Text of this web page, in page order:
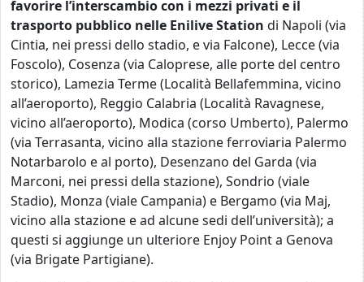
favorire l’interscambio con i mezzi privati e il
trasporto pubblico nelle Enilive Station di Napoli (via
Cintia, nei pressi dello stadio, e via Falcone), Lecce (via
Foscolo), Cosenza (via Caloprese, alle porte del centro
storico), Lamezia Terme (Località Bellafemmina, vicino
all’aeroporto), Reggio Calabria (Località Ravagnese,
vicino all’aeroporto), Modica (corso Umberto), Palermo
(via Terrasanta, vicino alla stazione ferroviaria Palermo
Notarbarolo e al porto), Desenzano del Garda (via
Marconi, nei pressi della stazione), Sondrio (viale
Stadio), Monza (viale Campania) e Bergamo (via Maj,
vicino alla stazione e ad alcune sedi dell’università); a
questi si aggiunge un ulteriore Enjoy Point a Genova
(via Brigate Partigiane).